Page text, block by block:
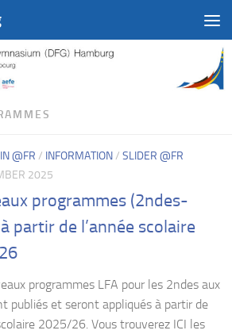
@FR / INFORMATION/ SLIDER @FR
2025
programmes (2ndes-
partir de l’année scolaire
programmes LFA pour les 2ndes aux
publiés et seront appliqués à partir de
2025/26. Vous trouverez ICI les